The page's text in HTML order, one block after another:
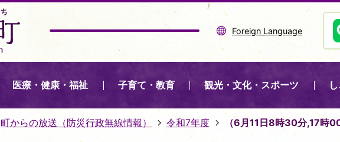
Foreign Language
医療・健康・福祉 子育て・教育 観光・文化・スポーツ
町からの放送（防災行政無線情報） 令和7年度 （6月11日8時30分,17時